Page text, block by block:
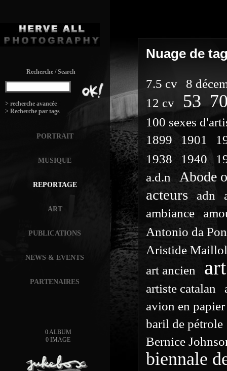
Recherche / Search
> recherche avancée
> Recherche par tags
PORTRAIT
MUSIQUE
REPORTAGE
ART
PUBLICATIONS
NEWS & EVENTS
PARTENAIRES
0 ALBUM
0 IMAGE
Nuage de
7.5 cv
8
12 cv
53
100 sexes
1899
1901
1938
1940
a.d.n
Abode
acteurs adn
ambiance
Antonio da
Aristide Maillol
art ancien
artiste catalan
avion en papier
baril de pétrole
Bernice
biennale